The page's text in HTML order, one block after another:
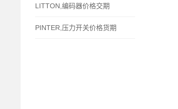
LITTON,编码器价格交期
PINTER,压力开关价格货期